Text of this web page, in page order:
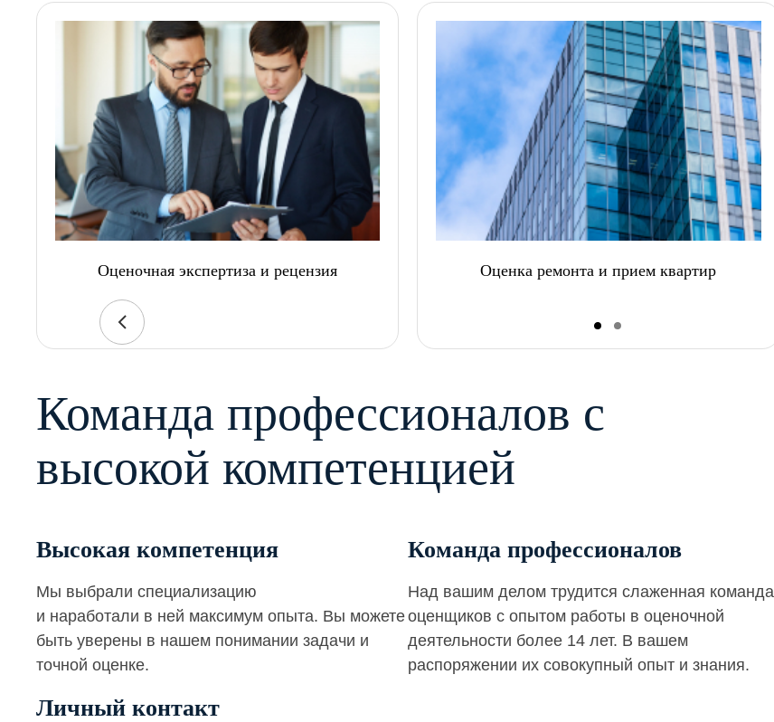
Оценочная экспертиза и рецензия Оценка ремонта и прием квартир
Команда профессионалов с
высокой компетенцией
Высокая компетенция
Мы выбрали специализацию
и наработали в ней максимум опыта. Вы можете
быть уверены в нашем понимании задачи и
точной оценке.
Команда профессионалов
Над вашим делом трудится слаженная команда
оценщиков с опытом работы в оценочной
деятельности более 14 лет. В вашем
распоряжении их совокупный опыт и знания.
Личный контакт